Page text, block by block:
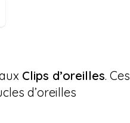
Clips d’oreilles. Ces
d’oreilles